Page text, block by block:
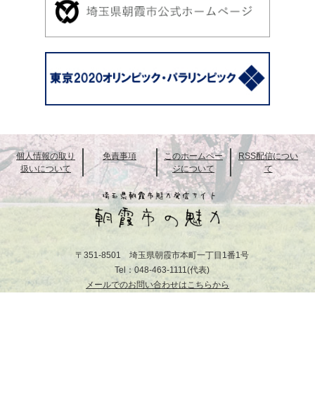
個人情報の取り
扱いについて
免責事項
このホームペー
ジについて
RSS配信につい
て
〒351-8501 埼玉県朝霞市本町一丁目1番1号
Tel：048-463-1111(代表)
メールでのお問い合わせはこちらから